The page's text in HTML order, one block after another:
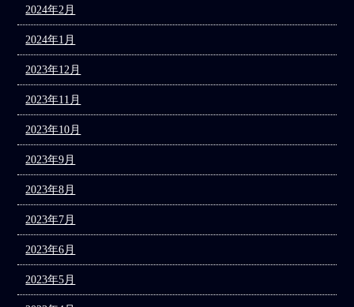
2024年2月
2024年1月
2023年12月
2023年11月
2023年10月
2023年9月
2023年8月
2023年7月
2023年6月
2023年5月